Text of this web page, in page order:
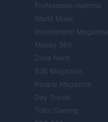
Professione mamma
World Music
Investimenti Magazine
Money 365
Zona Nerd
B2B Magazine
People Magazine
Day Travel
Tutto Gaming